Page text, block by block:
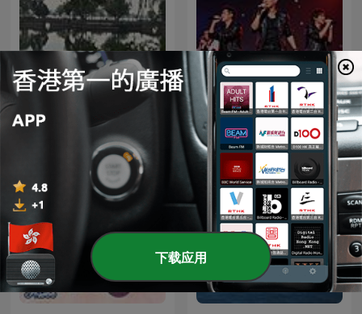
明星演唱会【视频版】
下载应用